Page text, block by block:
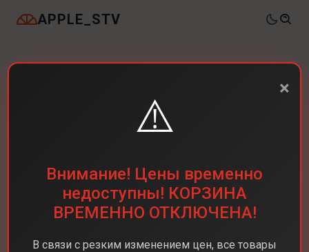
APPLE_STV
×
⚠️
Внимание! Цены временно
недоступны! КОРЗИНА
ВРЕМЕННО ОТКЛЮЧЕНА!
В связи с резким изменением цен, все товары